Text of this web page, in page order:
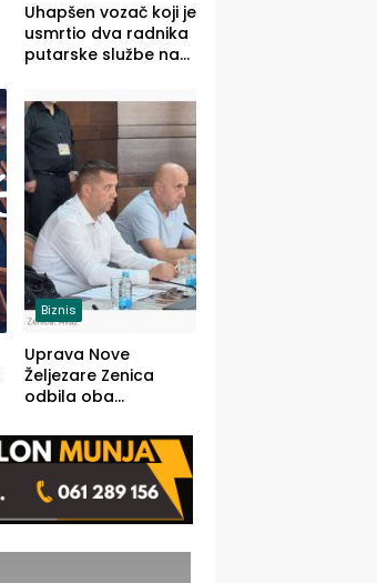
Uhapšen vozač koji je
usmrtio dva radnika
putarske službe na
prema Šapcu
(FOTO)
Biznis
Uprava Nove
Željezare Zenica
odbila oba
FBiH: Ustrajni da je
stečaj jedino rješenje